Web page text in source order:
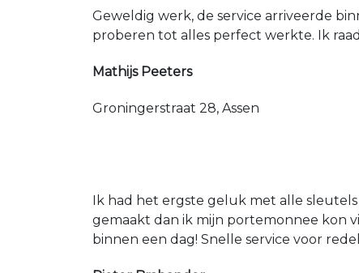
Geweldig werk, de service arriveerde
proberen tot alles perfect werkte. Ik
Mathijs Peeters
Groningerstraat 28, Assen
Ik had het ergste geluk met alle
gemaakt dan ik mijn portemonnee kon
binnen een dag! Snelle service voor